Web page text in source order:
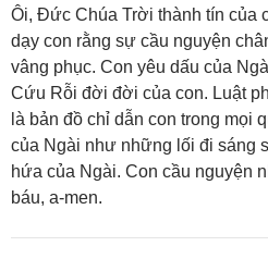
Ôi, Đức Chúa Trời thành tín của
dạy con rằng sự cầu nguyện
vâng phục. Con yêu dấu của
Cứu Rỗi đời đời của con. Luật
là bản đồ chỉ dẫn con trong mọi
của Ngài như những lối đi sáng
hứa của Ngài. Con cầu nguyện
báu, a-men.